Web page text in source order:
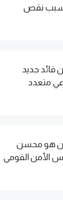
نقص
قائد جديد
متعدد
من هو محسن
الأمن القومي